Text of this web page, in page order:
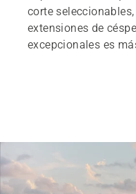
corte
extensiones de
excepcionales es